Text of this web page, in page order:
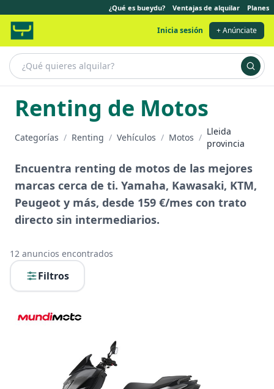
¿Qué es bueydu? Ventajas de alquilar Planes
Inicia sesión + Anúnciate
Renting de Motos
Categorías / Renting / Vehículos / Motos /
Lleida
provincia
Encuentra renting de motos de las mejores
marcas cerca de ti. Yamaha, Kawasaki, KTM,
Peugeot y más, desde 159 €/mes con trato
directo sin intermediarios.
12 anuncios encontrados
Filtros